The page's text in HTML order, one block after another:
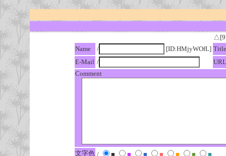
Name
/ [ID:HMjyWOfL] Title
E-Mail /
URL
Comment
文字色 / ■ ■ ■ ■ ■ ■
■